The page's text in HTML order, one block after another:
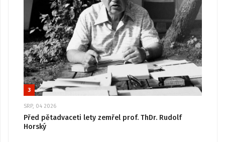
3
SRP, 04 2026
Před pětadvaceti lety zemřel prof. ThDr. Rudolf
Horský